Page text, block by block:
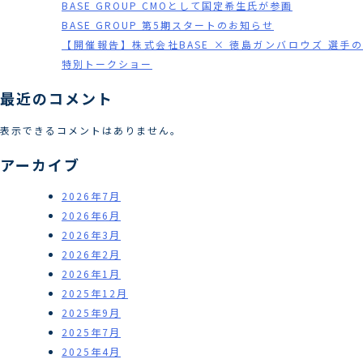
BASE GROUP CMOとして国定希生氏が参画
BASE GROUP 第5期スタートのお知らせ
【開催報告】株式会社BASE × 徳島ガンバロウズ 選手の
特別トークショー
最近のコメント
表示できるコメントはありません。
アーカイブ
2026年7月
2026年6月
2026年3月
2026年2月
2026年1月
2025年12月
2025年9月
2025年7月
2025年4月